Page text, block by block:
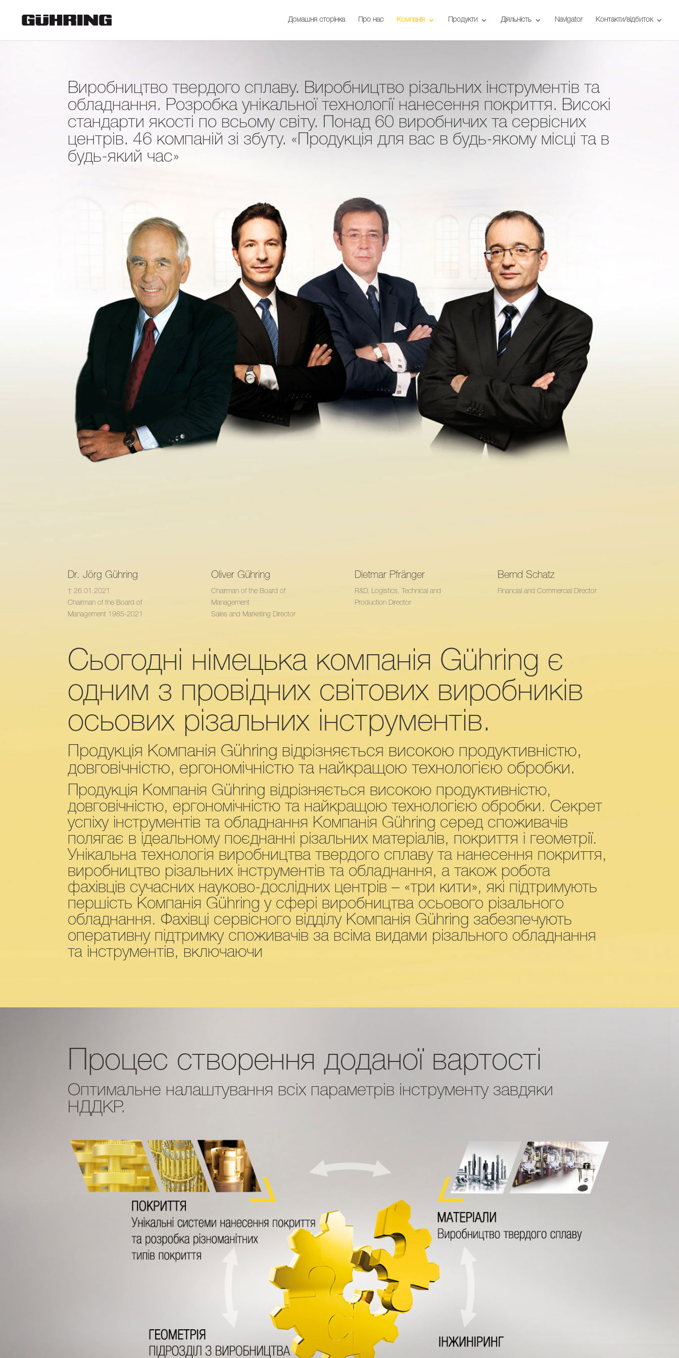
Домашня сторінка Про нас Компанія Продукти Діяльність Navigator Контакти/відбиток
Виробництво твердого сплаву. Виробництво різальних інструментів та
обладнання. Розробка унікальної технології нанесення покриття. Високі
стандарти якості по всьому світу. Понад 60 виробничих та сервісних
центрів. 46 компаній зі збуту. «Продукція для вас в будь-якому місці та в
будь-який час»
Dr. Jörg Gühring
† 26.01.2021
Chairman of the Board of
Management 1985-2021
Oliver Gühring
Chairman of the Board of
Management
Sales and Marketing Director
Dietmar Pfränger
R&D, Logistics, Technical and
Production Director
Bernd Schatz
Financial and Commercial Director
Сьогодні німецька компанія Gühring є
одним з провідних світових виробників
осьових різальних інструментів.
Продукція Компанія Gühring відрізняється високою продуктивністю,
довговічністю, ергономічністю та найкращою технологією обробки.
Продукція Компанія Gühring відрізняється високою продуктивністю,
довговічністю, ергономічністю та найкращою технологією обробки. Секрет
успіху інструментів та обладнання Компанія Gühring серед споживачів
полягає в ідеальному поєднанні різальних матеріалів, покриття і геометрії.
Унікальна технологія виробництва твердого сплаву та нанесення покриття,
виробництво різальних інструментів та обладнання, а також робота
фахівців сучасних науково-дослідних центрів – «три кити», які підтримують
першість Компанія Gühring у сфері виробництва осьового різального
обладнання. Фахівці сервісного відділу Компанія Gühring забезпечують
оперативну підтримку споживачів за всіма видами різального обладнання
та інструментів, включаючи
Процес створення доданої вартості
Оптимальне налаштування всіх параметрів інструменту завдяки
НДДКР.